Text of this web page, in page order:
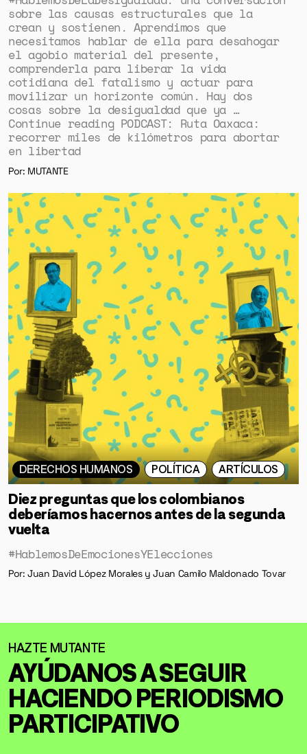
sobre las causas estructurales que la
crean y sostienen. Aprendimos que
necesitamos hablar de ella para desahogar
el agobio material del presente,
comprenderla para liberar la vida
cotidiana del fatalismo y actuar para
movilizar un horizonte común. Hay dos
cosas sobre la desigualdad que ya …
Continue reading PODCAST: Ruta Oaxaca:
recorrer miles de kilómetros para abortar
en libertad
Por: MUTANTE
DERECHOS HUMANOS POLÍTICA ARTÍCULOS
Diez preguntas que los colombianos
deberíamos hacernos antes de la segunda
vuelta
#HablemosDeEmocionesYElecciones
Por: Juan David López Morales y Juan Camilo Maldonado Tovar
AYÚDANOS A SEGUIR
HACIENDOPERIODISMO
PARTICIPATIVO